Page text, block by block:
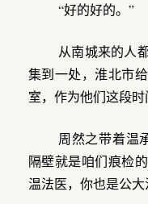
“好的好的。”
从南城来的人
集到一处，淮北市
室，作为他们这段时
周然之带着温
隔壁就是咱们痕检
温法医，你也是公